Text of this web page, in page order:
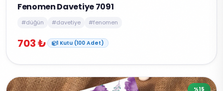
Fenomen Davetiye 7091
#düğün #davetiye #fenomen
703 ₺ 1 Kutu (100 Adet)
%15